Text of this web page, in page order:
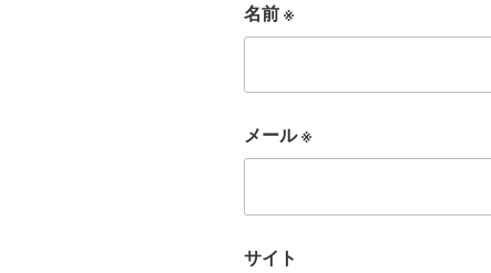
名前※
メール※
サイト